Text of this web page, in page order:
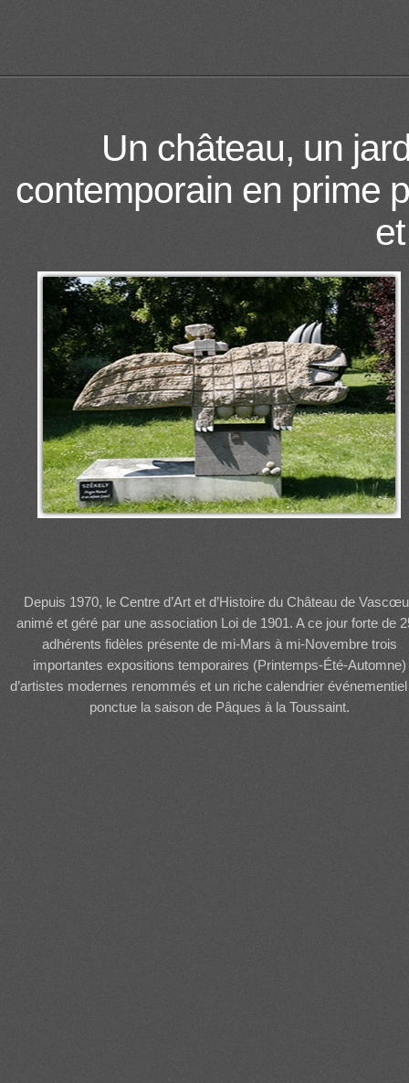
Un château, un
contemporain en prime
Depuis 1970, le Centre d’Art et d’Histoire du Château de
animé et géré par une association Loi de 1901. A ce jour forte de
adhérents fidèles présente de mi-Mars à mi-Novembre trois
importantes expositions temporaires (Printemps-Été-Automne)
d’artistes modernes renommés et un riche calendrier
ponctue la saison de Pâques à la Toussaint.